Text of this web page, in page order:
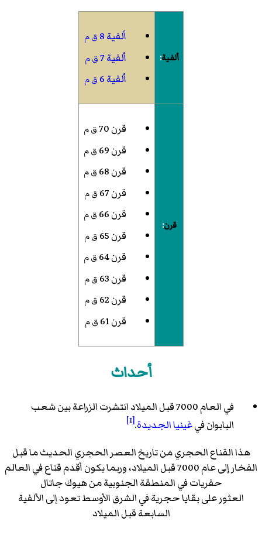
ألفية:
ألفية 8 ق م
ألفية 7 ق م
ألفية 6 ق م
قرن:
قرن 70 ق م
قرن 69 ق م
قرن 68 ق م
قرن 67 ق م
قرن 66 ق م
قرن 65 ق م
قرن 64 ق م
قرن 63 ق م
قرن 62 ق م
قرن 61 ق م
أحداث
في العام 7000 قبل الميلاد انتشرت الزراعة بين شعب
البابوان فيغينيا الجديدة.
[1]
هذا القناع الحجري من تاريخ العصر الحجري الحديث ما قبل
الفخار إلى عام 7000 قبل الميلاد، وربما يكون أقدم قناع في العالم
حفريات في المنطقة الجنوبية من هيوك جاتال
العثور على بقايا حجرية في الشرق الأوسط تعود إلى الألفية
السابعة قبل الميلاد